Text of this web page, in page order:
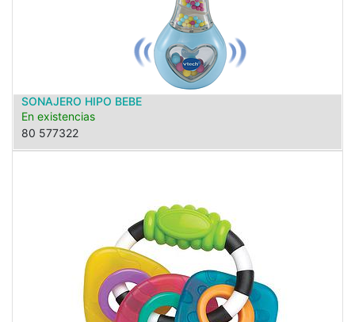
SONAJERO HIPO BEBE
En existencias
80 577322